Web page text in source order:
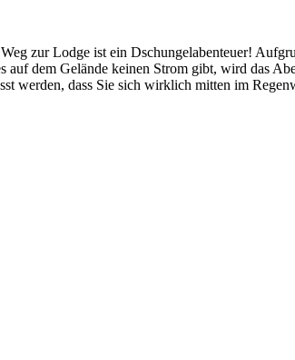
zur Lodge ist ein Dschungelabenteuer!
dem Gelände keinen Strom gibt, wird das
werden, dass Sie sich wirklich mitten im